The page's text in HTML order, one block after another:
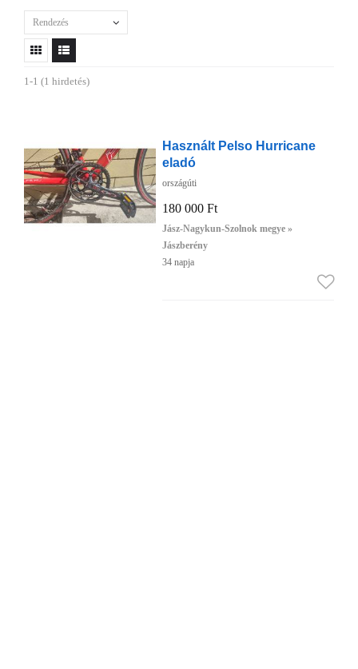
Rendezés
1-1 (1 hirdetés)
Használt Pelso Hurricane
eladó
országúti
180 000 Ft
Jász-Nagykun-Szolnok megye »
Jászberény
34 napja